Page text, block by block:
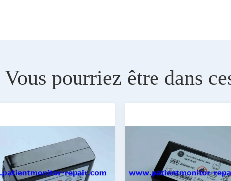
Vous pourriez être dans